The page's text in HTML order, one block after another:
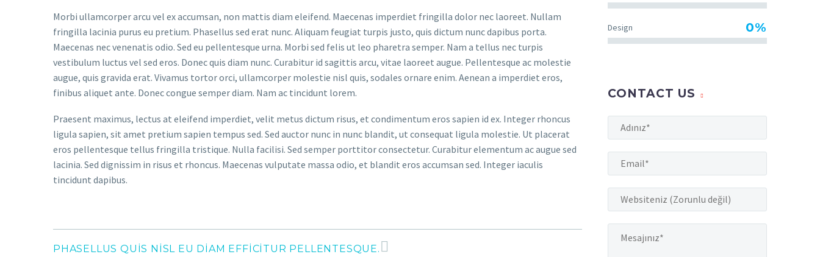
Morbi ullamcorper arcu vel ex accumsan, non mattis diam eleifend. Maecenas imperdiet fringilla dolor nec laoreet. Nullam
fringilla lacinia purus eu pretium. Phasellus sed erat nunc. Aliquam feugiat turpis justo, quis dictum nunc dapibus porta.
Maecenas nec venenatis odio. Sed eu pellentesque urna. Morbi sed felis ut leo pharetra semper. Nam a tellus nec turpis
vestibulum luctus vel sed eros. Donec quis diam nunc. Curabitur id sagittis arcu, vitae laoreet augue. Pellentesque ac molestie
augue, quis gravida erat. Vivamus tortor orci, ullamcorper molestie nisl quis, sodales ornare enim. Aenean a imperdiet eros,
finibus aliquet ante. Donec congue semper diam. Nam ac tincidunt lorem.
Praesent maximus, lectus at eleifend imperdiet, velit metus dictum risus, et condimentum eros sapien id ex. Integer rhoncus
ligula sapien, sit amet pretium sapien tempus sed. Sed auctor nunc in nunc blandit, ut consequat ligula molestie. Ut placerat
eros pellentesque tellus fringilla tristique. Nulla facilisi. Sed semper porttitor consectetur. Curabitur elementum ac augue sed
lacinia. Sed dignissim in risus et rhoncus. Maecenas vulputate massa odio, et blandit eros accumsan sed. Integer iaculis
tincidunt dapibus.
PHASELLUS QUIS NISL EU DIAM EFFICITUR PELLENTESQUE.
Design 0%
CONTACT US